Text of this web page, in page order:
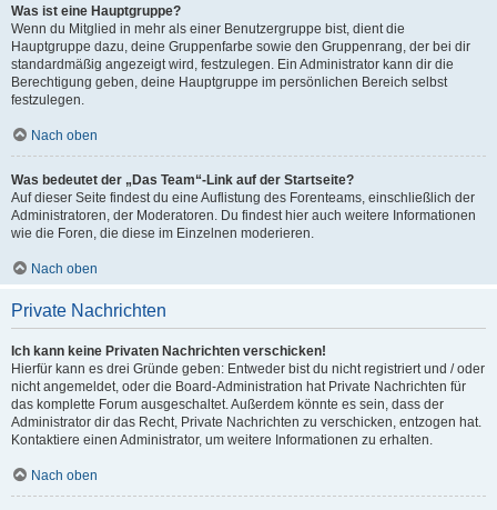
Was ist eine Hauptgruppe?
Wenn du Mitglied in mehr als einer Benutzergruppe bist, dient die
Hauptgruppe dazu, deine Gruppenfarbe sowie den Gruppenrang, der bei dir
standardmäßig angezeigt wird, festzulegen. Ein Administrator kann dir die
Berechtigung geben, deine Hauptgruppe im persönlichen Bereich selbst
festzulegen.
Nach oben
Was bedeutet der „Das Team“-Link auf der Startseite?
Auf dieser Seite findest du eine Auflistung des Forenteams, einschließlich der
Administratoren, der Moderatoren. Du findest hier auch weitere Informationen
wie die Foren, die diese im Einzelnen moderieren.
Nach oben
Private Nachrichten
Ich kann keine Privaten Nachrichten verschicken!
Hierfür kann es drei Gründe geben: Entweder bist du nicht registriert und / oder
nicht angemeldet, oder die Board-Administration hat Private Nachrichten für
das komplette Forum ausgeschaltet. Außerdem könnte es sein, dass der
Administrator dir das Recht, Private Nachrichten zu verschicken, entzogen hat.
Kontaktiere einen Administrator, um weitere Informationen zu erhalten.
Nach oben